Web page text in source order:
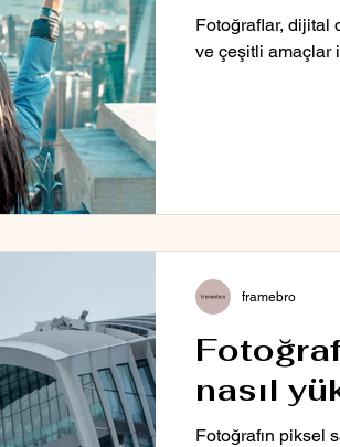
Fotoğraflar, dijital
ve çeşitli amaçlar
nasıl
Fotoğrafın piksel
framebro